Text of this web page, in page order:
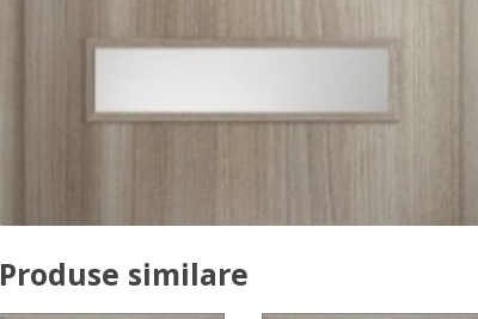
Produse similare